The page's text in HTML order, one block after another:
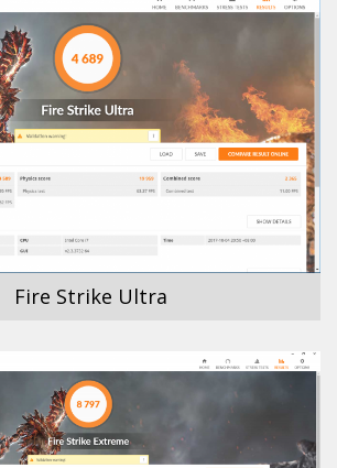
Fire Strike Ultra